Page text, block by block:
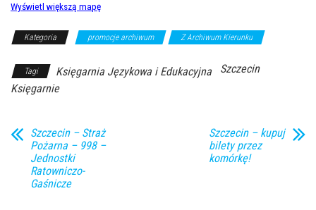
Wyświetl większą mapę
Kategoria promocje archiwum Z Archiwum Kierunku
Tagi Księgarnia Językowa i Edukacyjna
Szczecin
Księgarnie
Szczecin – Straż
Pożarna – 998 –
Jednostki
Ratowniczo-
Gaśnicze
Szczecin – kupuj
bilety przez
komórkę!